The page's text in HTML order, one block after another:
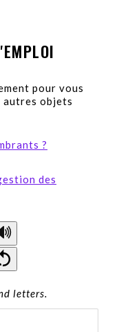
pour vous
autres objets
?
des
letters.